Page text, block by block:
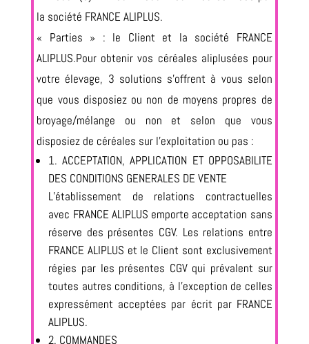
la société FRANCE ALIPLUS.
« Parties » : le Client et la société FRANCE
ALIPLUS.Pour obtenir vos céréales aliplusées pour
votre élevage, 3 solutions s’offrent à vous selon
que vous disposiez ou non de moyens propres de
broyage/mélange ou non et selon que vous
disposiez de céréales sur l’exploitation ou pas :
1. ACCEPTATION, APPLICATION ET OPPOSABILITE
DES CONDITIONS GENERALES DE VENTE
L’établissement de relations contractuelles
avec FRANCE ALIPLUS emporte acceptation sans
réserve des présentes CGV. Les relations entre
FRANCE ALIPLUS et le Client sont exclusivement
régies par les présentes CGV qui prévalent sur
toutes autres conditions, à l’exception de celles
expressément acceptées par écrit par FRANCE
ALIPLUS.
2. COMMANDES